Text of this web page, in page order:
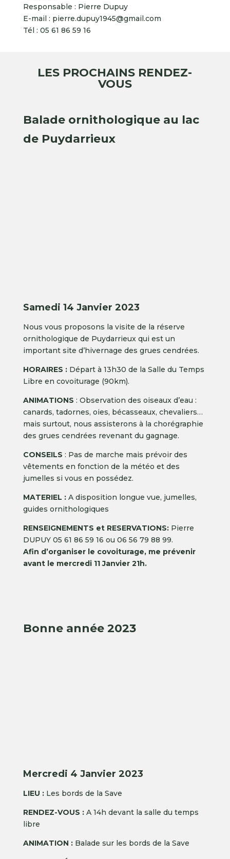
Responsable : Pierre Dupuy
E-mail : pierre.dupuy1945@gmail.com
Tél : 05 61 86 59 16
LES PROCHAINS RENDEZ-
VOUS
Balade ornithologique au lac
de Puydarrieux
Samedi 14 Janvier 2023
Nous vous proposons la visite de la réserve
ornithologique de Puydarrieux qui est un
important site d’hivernage des grues cendrées.
HORAIRES : Départ à 13h30 de la Salle du Temps
Libre en covoiturage (90km).
ANIMATIONS : Observation des oiseaux d’eau :
canards, tadornes, oies, bécasseaux, chevaliers…
mais surtout, nous assisterons à la chorégraphie
des grues cendrées revenant du gagnage.
CONSEILS : Pas de marche mais prévoir des
vêtements en fonction de la météo et des
jumelles si vous en possédez.
MATERIEL : A disposition longue vue, jumelles,
guides ornithologiques
RENSEIGNEMENTS et RESERVATIONS: Pierre
DUPUY 05 61 86 59 16 ou 06 56 79 88 99.
Afin d’organiser le covoiturage, me prévenir
avant le mercredi 11 Janvier 21h.
Bonne année 2023
Mercredi 4 Janvier 2023
LIEU : Les bords de la Save
RENDEZ-VOUS : A 14h devant la salle du temps
libre
ANIMATION : Balade sur les bords de la Save